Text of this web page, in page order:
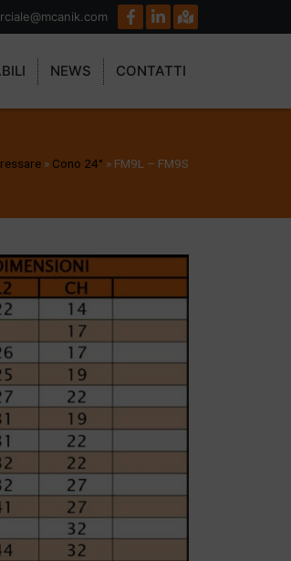
NEWS CONTATTI
» Cono 24° » FM9L – FM9S